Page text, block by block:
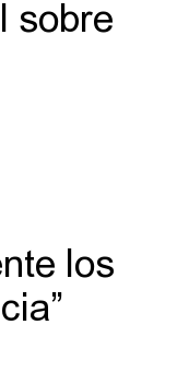
sobre
los